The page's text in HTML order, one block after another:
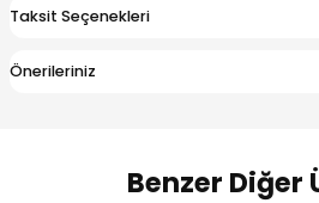
Taksit Seçenekleri
Önerileriniz
Benzer Diğer
Alt
ve Taç